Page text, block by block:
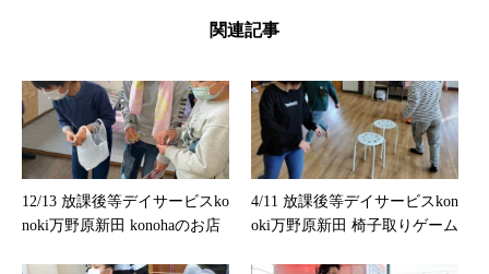
関連記事
12/13 放課後等デイサービスko
noki万野原新田 konohaのお店
4/11 放課後等デイサービスkon
oki万野原新田 椅子取りゲーム